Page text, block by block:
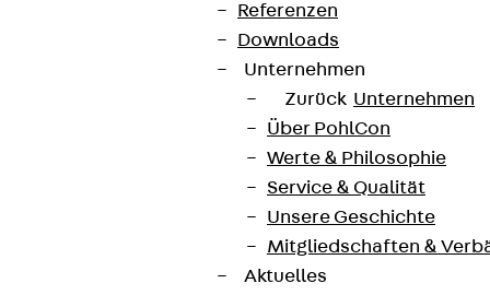
Referenzen
Downloads
Unternehmen
Zurück Unternehmen
Über PohlCon
Werte & Philosophie
Service & Qualität
Unsere Geschichte
Mitgliedschaften &
Aktuelles